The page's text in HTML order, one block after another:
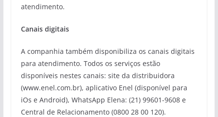
atendimento.
Canais digitais
A companhia também disponibiliza os canais digitais
para atendimento. Todos os serviços estão
disponíveis nestes canais: site da distribuidora
(www.enel.com.br), aplicativo Enel (disponível para
iOs e Android), WhatsApp Elena: (21) 99601-9608 e
Central de Relacionamento (0800 28 00 120).